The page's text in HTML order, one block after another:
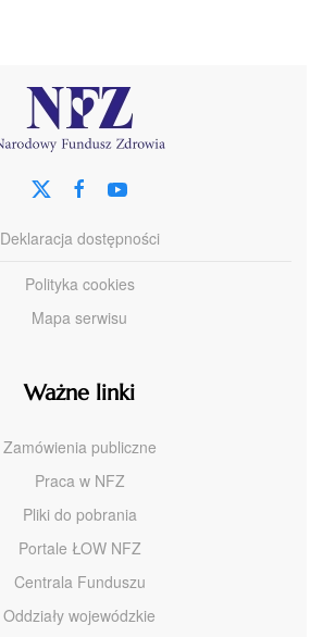
Deklaracja dostępności
Polityka cookies
Mapa serwisu
Ważne linki
Zamówienia publiczne
Praca w NFZ
Pliki do pobrania
Portale ŁOW NFZ
Centrala Funduszu
Oddziały wojewódzkie